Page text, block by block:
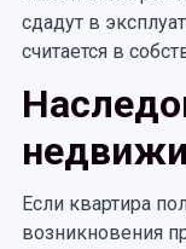
сдадут в
считается в
Если квартира
возникновения